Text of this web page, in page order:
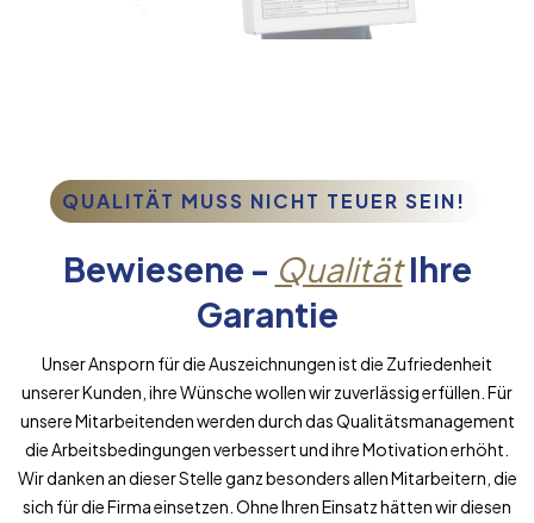
QUALITÄT MUSS NICHT TEUER SEIN!
Bewiesene - QualitätIhre
Garantie
Unser Ansporn für die Auszeichnungen ist die Zufriedenheit
unserer Kunden, ihre Wünsche wollen wir zuverlässig erfüllen. Für
unsere Mitarbeitenden werden durch das Qualitätsmanagement
die Arbeitsbedingungen verbessert und ihre Motivation erhöht.
Wir danken an dieser Stelle ganz besonders allen Mitarbeitern, die
sich für die Firma einsetzen. Ohne Ihren Einsatz hätten wir diesen